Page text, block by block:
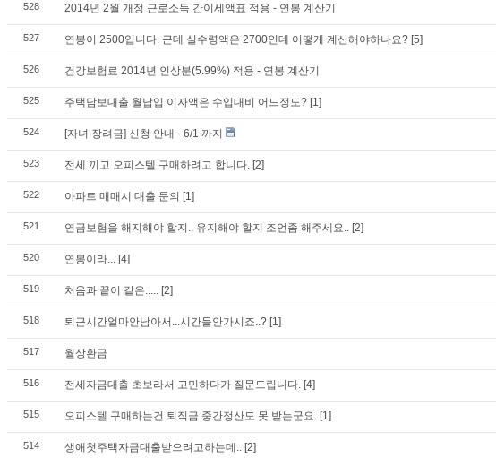
528 2014년 2월 개정 근로소득 간이세액표 적용 - 연봉 계산기
527 연봉이 2500입니다. 근데 실수령액은 2700인데 어떻게 계산해야하나요? [5]
526 건강보험료 2014년 인상분(5.99%) 적용 - 연봉 계산기
525 주택담보대출 월납입 이자액은 수입대비 어느정도? [1]
524 [자녀 장려금] 신청 안내 - 6/1 까지
523 전세 끼고 오피스텔 구매하려고 합니다. [2]
522 아파트 매매시 대출 문의 [1]
521 연금보험을 해지해야 할지.. 유지해야 할지 조언좀 해주세요.. [2]
520 연봉이라... [4]
519 처음과 끝이 같은..... [2]
518 퇴근시간얼마안남아서...시간들안가시죠..? [1]
517 월상환금
516 전세자금대출 초보라서 고민하다가 질문드립니다. [4]
515 오피스텔 구매하는건 퇴직금 중간정산도 못 받는군요. [1]
514 생애첫주택자금대출받으려고하는데.. [2]